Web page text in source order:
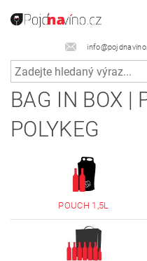
BAG IN BOX |
POLYKEG
POUCH 1,5L